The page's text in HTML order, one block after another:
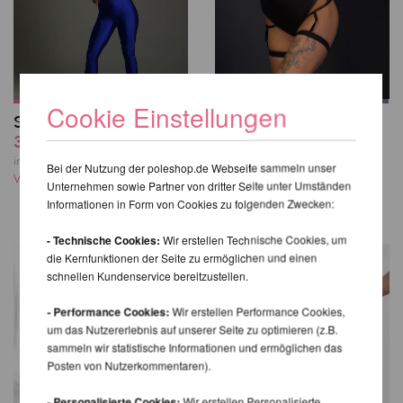
Sling Leggings
39,98 EUR
inkl. 22 % MwSt. zzgl.
Versandkosten
Sasha Meow High
Waist Shorts
46,13 EUR
inkl. 22 % MwSt. zzgl.
Versandkosten
Cookie Einstellungen
Bei der Nutzung der poleshop.de Webseite sammeln unser
Unternehmen sowie Partner von dritter Seite unter Umständen
Informationen in Form von Cookies zu folgenden Zwecken:
- Technische Cookies: Wir erstellen Technische Cookies, um
die Kernfunktionen der Seite zu ermöglichen und einen
schnellen Kundenservice bereitzustellen.
- Performance Cookies:Wir erstellen Performance Cookies,
um das Nutzererlebnis auf unserer Seite zu optimieren (z.B.
sammeln wir statistische Informationen und ermöglichen das
Posten von Nutzerkommentaren).